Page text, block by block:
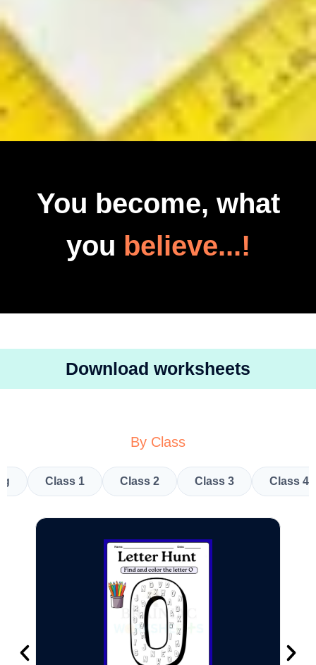
You become, what
you believe...!
Download worksheets
By Class
Class 1 Class 2 Class 3 Class 4